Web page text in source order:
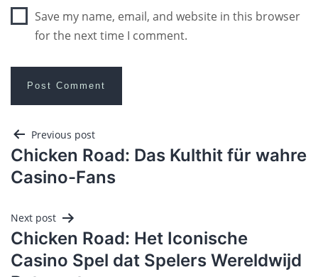
Save my name, email, and website in this browser
for the next time I comment.
Previous post
Chicken Road: Das Kulthit für wahre
Casino-Fans
Next post
Chicken Road: Het Iconische
Casino Spel dat Spelers Wereldwijd